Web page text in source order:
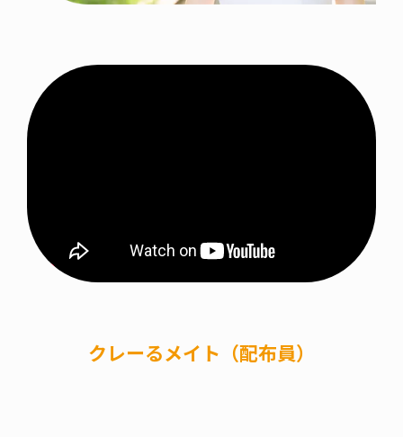
クレーるメイト（配布員）